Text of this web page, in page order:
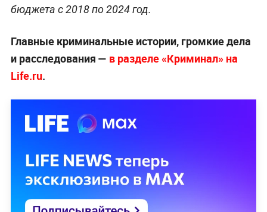
бюджета с 2018 по 2024 год.
Главные криминальные истории, громкие дела
и расследования — в разделе «Криминал» на
Life.ru.